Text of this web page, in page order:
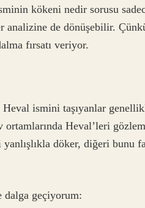
kökeni nedir sorusu
de dönüşebilir. Çünkü
fırsatı veriyor.
ismini taşıyanlar
Heval’leri
döker, diğeri bunu
dalga geçiyorum: